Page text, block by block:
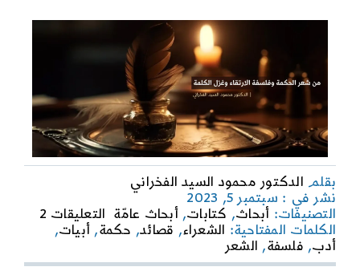
بقلم الدكتور محمود السيد الفخراني
نشر في : سبتمبر 5, 2023
التصنيفات: أبحاث, كتابات,أبحاث عامّة التعليقات 2
الحكمة
الكلمات المفتاحية: الشعراء, قصائد, حكمة, أبيات,
أدب, فلسفة, الشعر